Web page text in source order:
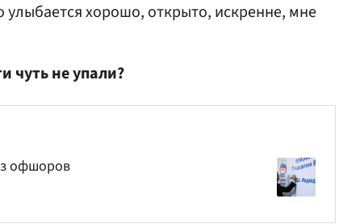
хорошо, открыто, искренне, мне
чуть не упали?
офшоров